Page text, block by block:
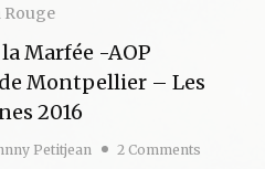
Rouge
Marfée -AOP
Montpellier – Les
2016
Petitjean 2 Comments